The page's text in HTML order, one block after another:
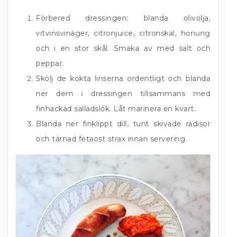
Förbered dressingen: blanda olivolja,
vitvinsvinäger, citronjuice, citronskal, honung
och i en stor skål. Smaka av med salt och
peppar.
Skölj de kokta linserna ordentligt och blanda
ner dem i dressingen tillsammans med
finhackad salladslök. Låt marinera en kvart.
Blanda ner finklippt dill, tunt skivade rädisor
och tärnad fetaost strax innan servering.